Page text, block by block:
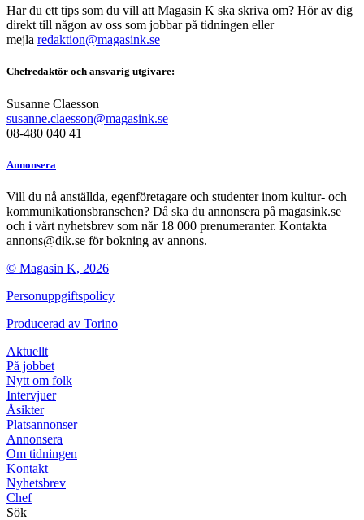
Har du ett tips som du vill att Magasin K ska skriva om? Hör av dig
direkt till någon av oss som jobbar på tidningen eller
mejla redaktion@magasink.se
Chefredaktör och ansvarig utgivare:
Susanne Claesson
susanne.claesson@magasink.se
08-480 040 41
Annonsera
Vill du nå anställda, egenföretagare och studenter inom kultur- och
kommunikationsbranschen? Då ska du annonsera på magasink.se
och i vårt nyhetsbrev som når 18 000 prenumeranter. Kontakta
annons@dik.se för bokning av annons.
© Magasin K, 2026
Personuppgiftspolicy
Producerad av Torino
Aktuellt
På jobbet
Nytt om folk
Intervjuer
Åsikter
Platsannonser
Annonsera
Om tidningen
Kontakt
Nyhetsbrev
Chef
Sök